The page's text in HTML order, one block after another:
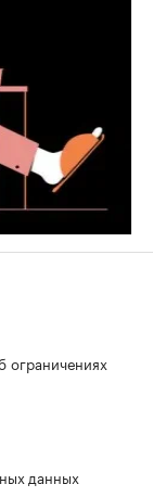
ограничениях
данных